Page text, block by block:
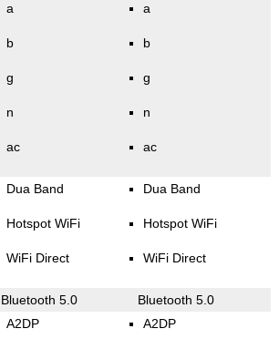
a
b
g
n
ac
a
b
g
n
ac
Dua Band
Hotspot WiFi
WiFi Direct
Dua Band
Hotspot WiFi
WiFi Direct
Bluetooth 5.0 Bluetooth 5.0
A2DP A2DP